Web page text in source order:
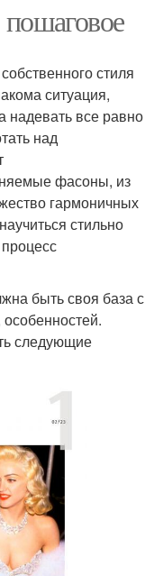
стиля
ситуация,
надевать все равно
над
фасоны, из
гармоничных
стильно
быть своя база с
следующие